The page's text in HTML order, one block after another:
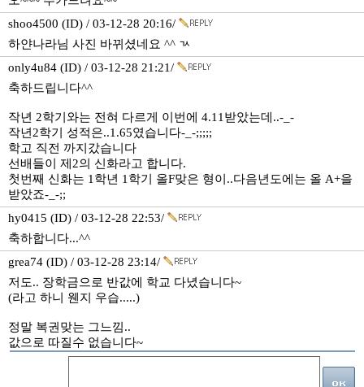
shoo4500 (ID) / 03-12-28 20:16/
하얀나라님 사진 바뀌셨네요 ^^ ㄳ
only4u84 (ID) / 03-12-28 21:21/
축하드립니다^^
작년 2학기와는 전혀 다르게 이번에 4.11받았는데..-_-
작년2학기 성적은..1.65였습니다-_-;;;;;
학고 직전 까지갔습니다
선배들이 제2의 신화라고 합니다.
첫번째 신화는 1학년 1학기 올F맞은 형이..다음년도에는 올 A+을
받았죠-_-;;
hy0415 (ID) / 03-12-28 22:53/
축하합니다...^^
grea74 (ID) / 03-12-28 23:14/
저도.. 장학금으로 반값에 학교 다녔습니다~
(라고 하니 웬지 우습.....)
정말 복권맞는 그느낌..
값으로 따질수 없습니다~